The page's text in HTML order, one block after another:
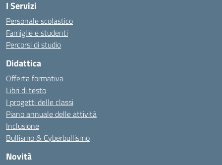
I Servizi
Personale scolastico
Famiglie e studenti
Percorsi di studio
Didattica
Offerta formativa
Libri di testo
I progetti delle classi
Piano annuale delle attività
Inclusione
Bullismo & Cyberbullismo
Novità